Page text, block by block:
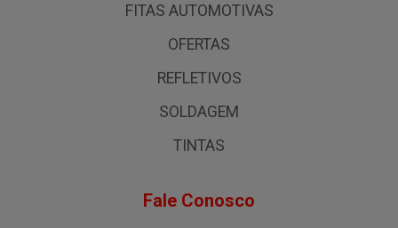
FITAS AUTOMOTIVAS
OFERTAS
REFLETIVOS
SOLDAGEM
TINTAS
Fale Conosco